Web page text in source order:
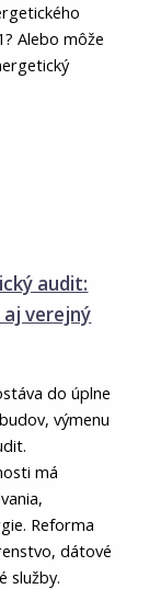
Alebo môže
audit:
verejný
do úplne
výmenu
má
Reforma
dátové
služby.